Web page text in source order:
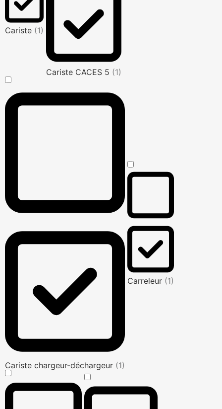
Cariste (1)
Cariste CACES 5 (1)
Cariste chargeur-déchargeur (1)
Carreleur (1)